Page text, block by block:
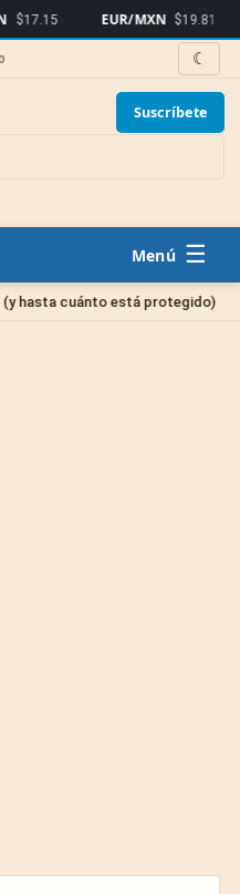
EUR/MXN $19.81
☾
Suscríbete
☰
está protegido) Sin